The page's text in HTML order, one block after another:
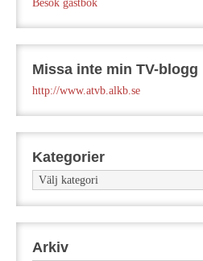
Besök gästbok
Missa inte min TV-blogg
http://www.atvb.alkb.se
Kategorier
Kategorier
Arkiv